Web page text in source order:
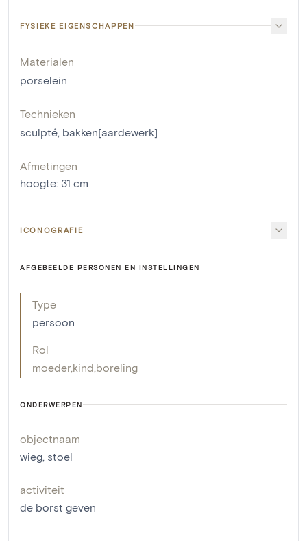
FYSIEKE EIGENSCHAPPEN
Materialen
porselein
Technieken
sculpté bakken[aardewerk]
Afmetingen
hoogte: 31 cm
ICONOGRAFIE
AFGEBEELDE PERSONEN EN INSTELLINGEN
Type
persoon
Rol
moeder,kind boreling
ONDERWERPEN
objectnaam
wieg stoel
activiteit
de borst geven